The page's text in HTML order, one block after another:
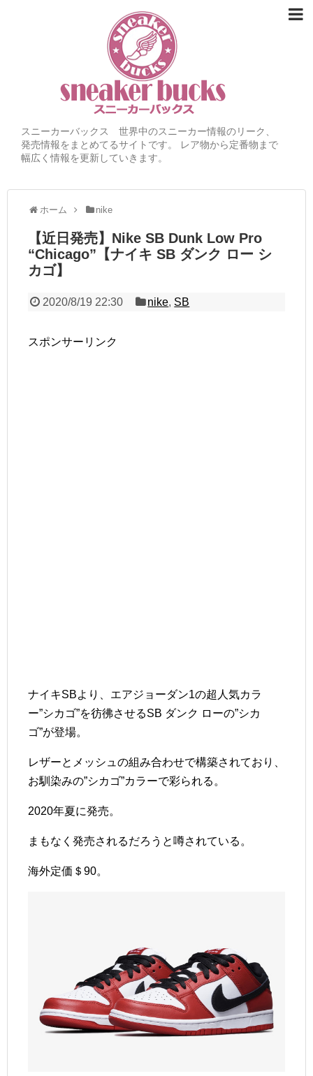
スニーカーバックス 世界中のスニーカー情報のリーク、
発売情報をまとめてるサイトです。 レア物から定番物まで
幅広く情報を更新していきます。
ホーム nike
【近日発売】Nike SB Dunk Low Pro
“Chicago”【ナイキ SB ダンク ロー シ
カゴ】
2020/8/19 22:30 nike, SB
スポンサーリンク
ナイキSBより、エアジョーダン1の超人気カラ
ー”シカゴ”を彷彿させるSB ダンク ローの”シカ
ゴ”が登場。
レザーとメッシュの組み合わせで構築されており、
お馴染みの”シカゴ”カラーで彩られる。
2020年夏に発売。
まもなく発売されるだろうと噂されている。
海外定価＄90。